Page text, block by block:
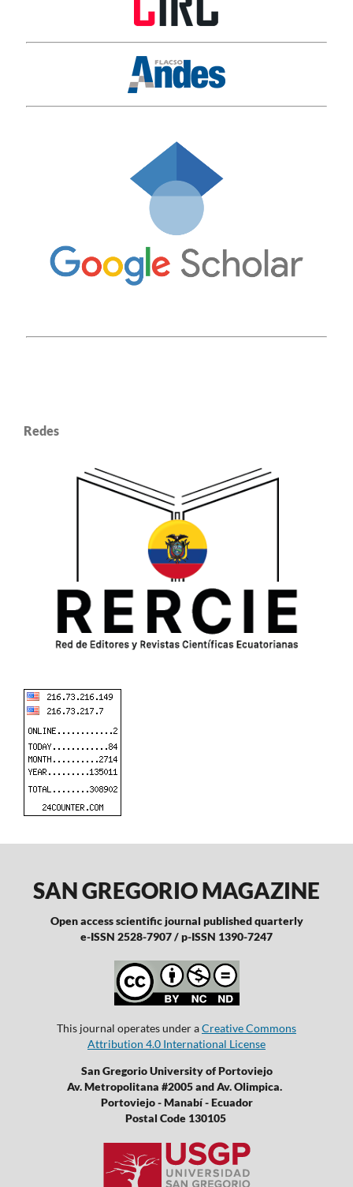
Redes
SAN GREGORIO MAGAZINE
Open access scientific journal published quarterly
e-ISSN 2528-7907 / p-ISSN 1390-7247
This journal operates under aCreative Commons
Attribution 4.0 International License
San Gregorio University of Portoviejo
Av. Metropolitana #2005 and Av. Olimpica.
Portoviejo - Manabí - Ecuador
Postal Code 130105